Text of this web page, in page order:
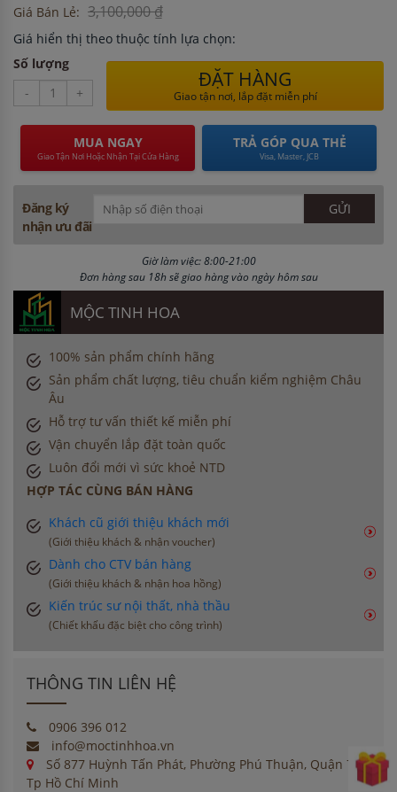
Giá Bán Lẻ: 3,100,000 ₫
Giá hiển thị theo thuộc tính lựa chọn:
Số lượng
-
+
ĐẶT HÀNG
Giao tận nơi, lắp đặt miễn phí
MUA NGAY
Giao Tận Nơi Hoặc Nhận Tại Cửa Hàng
TRẢ GÓP QUA THẺ
Visa, Master, JCB
Đăng ký
nhận ưu đãi
Giờ làm việc: 8:00-21:00
Đơn hàng sau 18h sẽ giao hàng vào ngày hôm sau
MỘC TINH HOA
100% sản phẩm chính hãng
Sản phẩm chất lượng, tiêu chuẩn kiểm nghiệm Châu
Âu
Hỗ trợ tư vấn thiết kế miễn phí
Vận chuyển lắp đặt toàn quốc
Luôn đổi mới vì sức khoẻ NTD
HỢP TÁC CÙNG BÁN HÀNG
Khách cũ giới thiệu khách mới
(Giới thiệu khách & nhận voucher)
Dành cho CTV bán hàng
(Giới thiệu khách & nhận hoa hồng)
Kiến trúc sư nội thất, nhà thầu
(Chiết khấu đặc biệt cho công trình)
THÔNG TIN LIÊN HỆ
0906 396 012
info@moctinhhoa.vn
Số 877 Huỳnh Tấn Phát, Phường Phú Thuận, Quận 7,
Tp Hồ Chí Minh